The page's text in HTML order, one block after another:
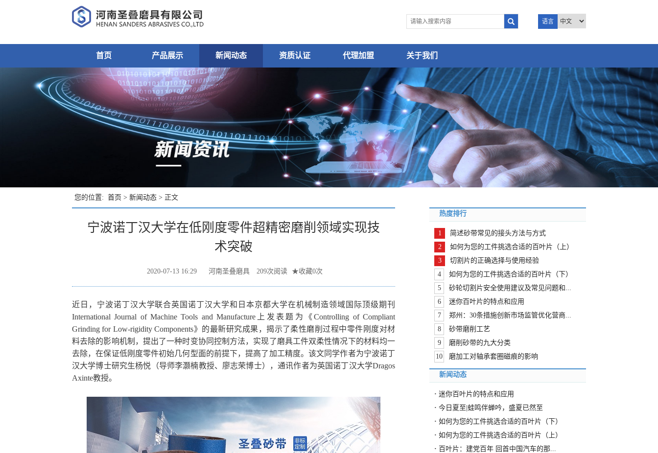
语言
首页 产品展示 新闻动态 资质认证 代理加盟 关于我们
您的位置: 首页 > 新闻动态 > 正文
宁波诺丁汉大学在低刚度零件超精密磨削领域实现技
术突破
2020-07-13 16:29 河南圣叠磨具 209次阅读 ★收藏0次
近日，宁波诺丁汉大学联合英国诺丁汉大学和日本京都大学在机械制造领域国际顶级期刊
International Journal of Machine Tools and Manufacture上发表题为《Controlling of Compliant
Grinding for Low-rigidity Components》的最新研究成果，揭示了柔性磨削过程中零件刚度对材
料去除的影响机制，提出了一种时变协同控制方法，实现了磨具工件双柔性情况下的材料均一
去除，在保证低刚度零件初始几何型面的前提下，提高了加工精度。该文同学作者为宁波诺丁
汉大学博士研究生杨悦（导师李灏楠教授、廖志荣博士），通讯作者为英国诺丁汉大学Dragos
Axinte教授。
热度排行
1
简述砂带常见的接头方法与方式
2
如何为您的工件挑选合适的百叶片（上）
3
切割片的正确选择与使用经验
4
如何为您的工件挑选合适的百叶片（下）
5
砂轮切割片安全使用建议及常见问题和...
6
迷你百叶片的特点和应用
7
郑州：30条措施创新市场监管优化营商...
8
砂带磨削工艺
9
磨削砂带的九大分类
10
磨加工对轴承套圈磁痕的影响
新闻动态
· 迷你百叶片的特点和应用
· 今日夏至|蛙鸣伴蝉吟，盛夏已然至
· 如何为您的工件挑选合适的百叶片（下）
· 如何为您的工件挑选合适的百叶片（上）
· 百叶片：建党百年 回首中国汽车的那...